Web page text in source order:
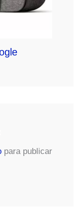
para publicar